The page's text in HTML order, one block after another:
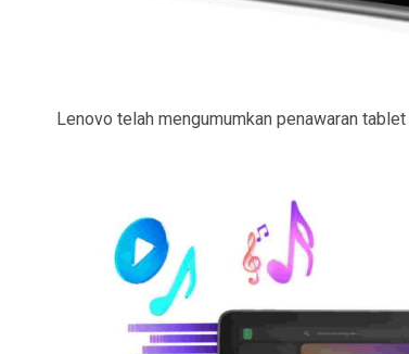
Lenovo telah mengumumkan penawaran